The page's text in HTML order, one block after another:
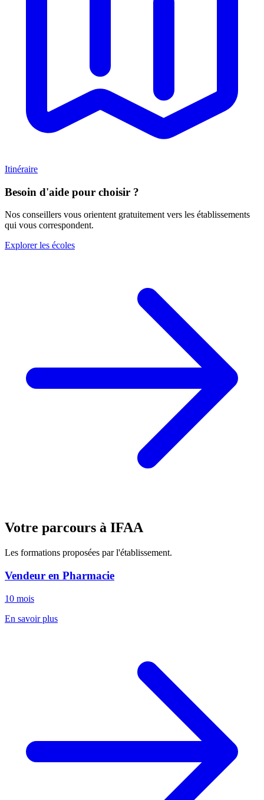
Itinéraire
Besoin d'aide pour choisir ?
Nos conseillers vous orientent gratuitement vers les établissements
qui vous correspondent.
Explorer les écoles
Votre parcours à IFAA
Les formations proposées par l'établissement.
Vendeur en Pharmacie
10 mois
En savoir plus